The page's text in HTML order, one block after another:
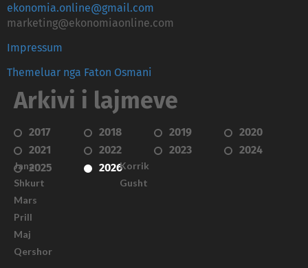
ekonomia.online@gmail.com
marketing@ekonomiaonline.com
Impressum
Themeluar nga Faton Osmani
Arkivi i lajmeve
2017 2018 2019
2020
2021
2022 2023
2024
2025
2026
Janar
Shkurt
Mars
Prill
Maj
Qershor
Korrik
Gusht